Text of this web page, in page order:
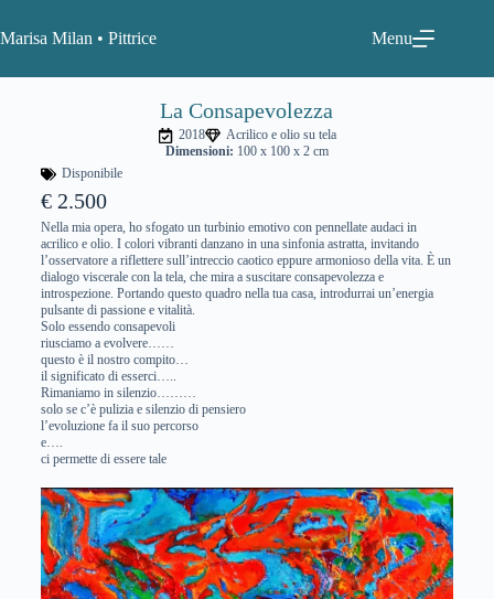
Marisa Milan • Pittrice Menu
La Consapevolezza
2018
Acrilico e olio su tela
Dimensioni: 100 x 100 x 2 cm
Disponibile
€ 2.500
Nella mia opera, ho sfogato un turbinio emotivo con pennellate audaci in
acrilico e olio. I colori vibranti danzano in una sinfonia astratta, invitando
l’osservatore a riflettere sull’intreccio caotico eppure armonioso della vita. È un
dialogo viscerale con la tela, che mira a suscitare consapevolezza e
introspezione. Portando questo quadro nella tua casa, introdurrai un’energia
pulsante di passione e vitalità.
Solo essendo consapevoli
riusciamo a evolvere……
questo è il nostro compito…
il significato di esserci…..
Rimaniamo in silenzio………
solo se c’è pulizia e silenzio di pensiero
l’evoluzione fa il suo percorso
e….
ci permette di essere tale